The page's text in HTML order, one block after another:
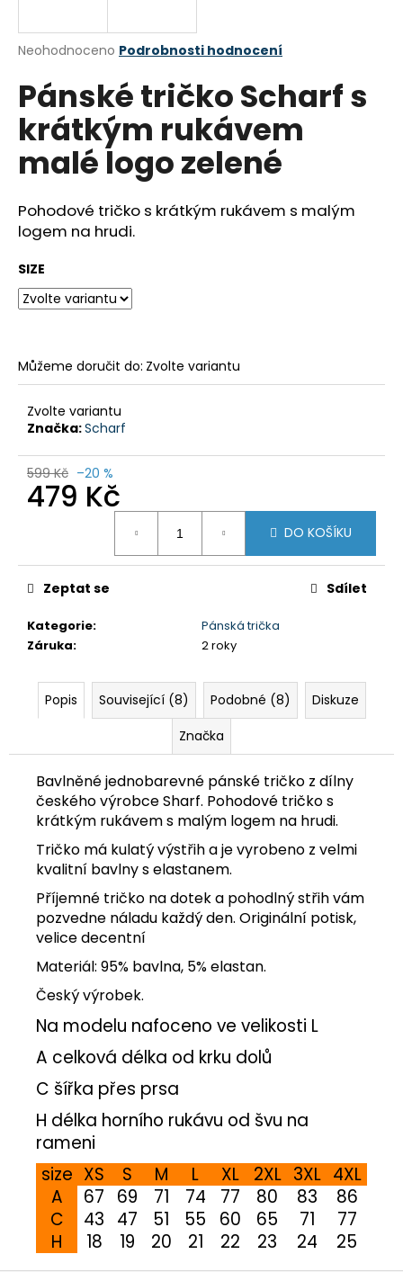
Průměrné
produktu
je
0,0
5
hvězdiček.
Neohodnoceno Podrobnosti hodnocení
Pánské tričko Scharf s
krátkým rukávem
malé logo zelené
Pohodové tričko s krátkým rukávem s malým
logem na hrudi.
SIZE
Můžeme doručit do: Zvolte variantu
Zvolte variantu
Značka:Scharf
599 Kč –20 %
479 Kč
DO KOŠÍKU
Kategorie:
Pánská trička
Záruka: 2 roky
Zeptat se Sdílet
Popis Související (8) Podobné (8)
Diskuze
Značka
Bavlněné jednobarevné pánské tričko z dílny
českého výrobce Sharf. Pohodové tričko s
krátkým rukávem s malým logem na hrudi.
Tričko má kulatý výstřih a je vyrobeno z velmi
kvalitní bavlny s elastanem.
Příjemné tričko na dotek a pohodlný střih vám
pozvedne náladu každý den. Originální potisk,
velice decentní
Materiál: 95% bavlna, 5% elastan.
Český výrobek.
Na modelu nafoceno ve velikosti L
A celková délka od krku dolů
C šířka přes prsa
H délka horního rukávu od švu na
rameni
size XS S M L XL 2XL 3XL 4XL
A
67 69 71 74 77 80 83
86
C
43 47 51 55 60 65 71
77
H
18 19 20 21 22 23 24 25
j
t
?
HLEDAT
D
o
r
u
č
u
e
m
e
THERMO
SET
TÄRNABY
999
Kč
499